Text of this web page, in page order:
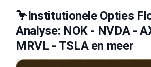
🦩Institutionele Opties
Analyse: NOK - NVDA -
MRVL - TSLA en meer